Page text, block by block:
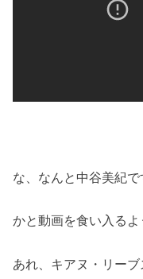
な、なんと中谷美紀で
かと動画を食い入るよ
あれ、キアヌ・リー